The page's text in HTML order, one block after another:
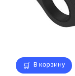
В корзину